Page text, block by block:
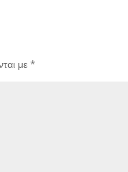
με *